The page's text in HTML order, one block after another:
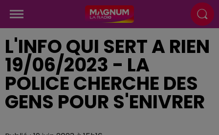
L'INFO QUI SERT A RIEN
19/06/2023 - LA
POLICE CHERCHE DES
GENS POUR S'ENIVRER